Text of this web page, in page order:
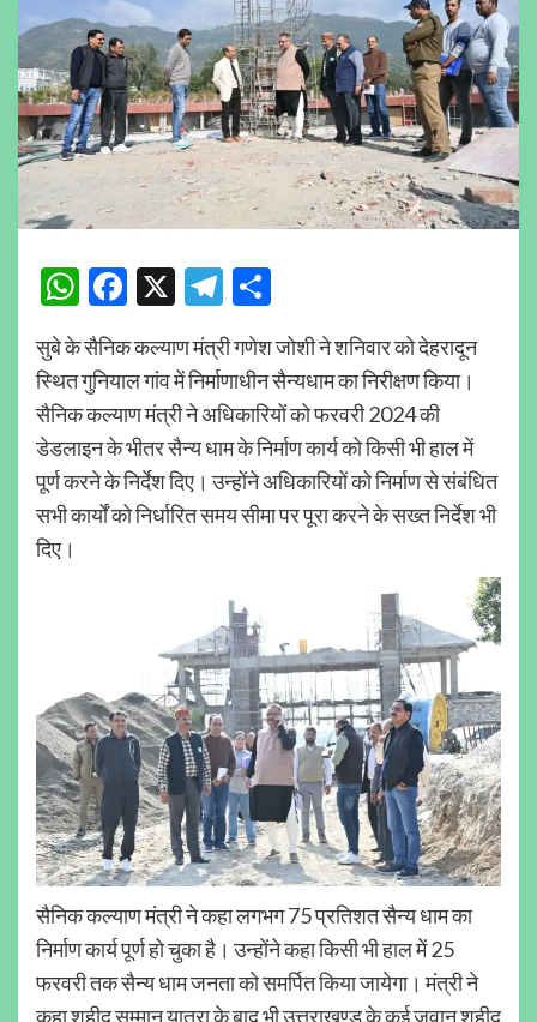
WhatsApp
Facebook
X Telegram
सुबे के सैनिक कल्याण मंत्री गणेश जोशी ने शनिवार को देहरादून
स्थित गुनियाल गांव में निर्माणाधीन सैन्यधाम का निरीक्षण किया।
सैनिक कल्याण मंत्री ने अधिकारियों को फरवरी 2024 की
डेडलाइन के भीतर सैन्य धाम के निर्माण कार्य को किसी भी हाल में
पूर्ण करने के निर्देश दिए। उन्होंने अधिकारियों को निर्माण से संबंधित
सभी कार्यों को निर्धारित समय सीमा पर पूरा करने के सख्त निर्देश भी
दिए।
सैनिक कल्याण मंत्री ने कहा लगभग 75 प्रतिशत सैन्य धाम का
निर्माण कार्य पूर्ण हो चुका है। उन्होंने कहा किसी भी हाल में 25
फरवरी तक सैन्य धाम जनता को समर्पित किया जायेगा। मंत्री ने
कहा शहीद सम्मान यात्रा के बाद भी उत्तराखण्ड के कई जवान शहीद